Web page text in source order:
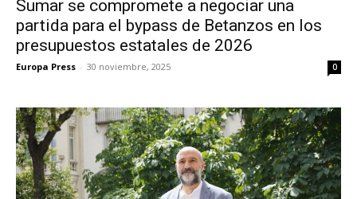
Sumar se compromete a negociar una
partida para el bypass de Betanzos en los
presupuestos estatales de 2026
Europa Press - 30 noviembre, 2025 0